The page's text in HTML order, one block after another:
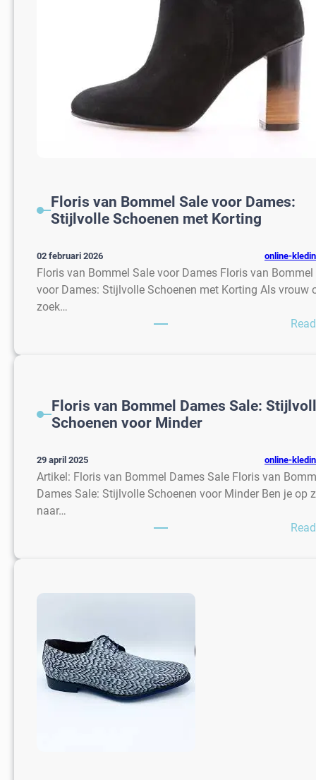
Floris van Bommel Sale voor Dames:
Stijlvolle Schoenen met Korting
02 februari 2026 online-
Floris van Bommel Sale voor Dames Floris van Bommel
voor Dames: Stijlvolle Schoenen met Korting Als vrouw
zoek…
Floris van Bommel Dames Sale:
Schoenen voor Minder
29 april 2025 online-
Artikel: Floris van Bommel Dames Sale Floris van
Dames Sale: Stijlvolle Schoenen voor Minder Ben je op
naar…